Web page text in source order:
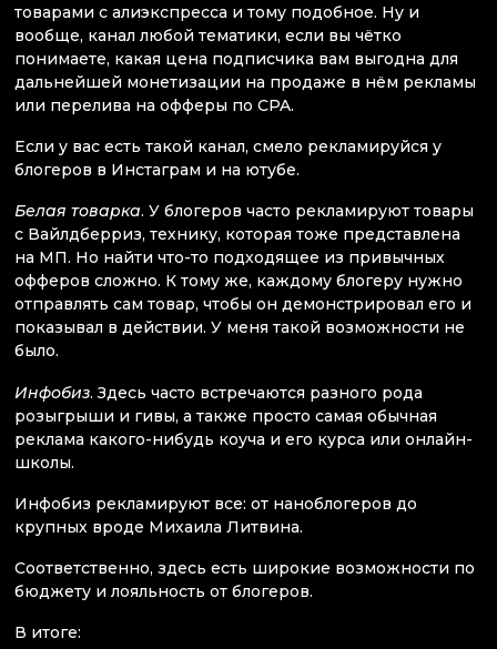
товарами с алиэкспресса и тому подобное. Ну и
вообще, канал любой тематики, если вы чётко
понимаете, какая цена подписчика вам выгодна для
дальнейшей монетизации на продаже в нём рекламы
или перелива на офферы по CPA.
Если у вас есть такой канал, смело рекламируйся у
блогеров в Инстаграм и на ютубе.
Белая товарка. У блогеров часто рекламируют товары
с Вайлдберриз, технику, которая тоже представлена
на МП. Но найти что-то подходящее из привычных
офферов сложно. К тому же, каждому блогеру нужно
отправлять сам товар, чтобы он демонстрировал его и
показывал в действии. У меня такой возможности не
было.
Инфобиз. Здесь часто встречаются разного рода
розыгрыши и гивы, а также просто самая обычная
реклама какого-нибудь коуча и его курса или онлайн-
школы.
Инфобиз рекламируют все: от наноблогеров до
крупных вроде Михаила Литвина.
Соответственно, здесь есть широкие возможности по
бюджету и лояльность от блогеров.
В итоге: